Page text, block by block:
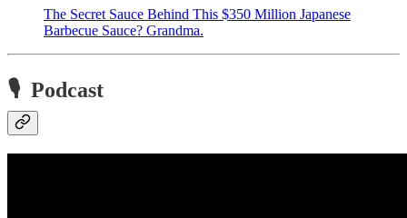
The Secret Sauce Behind This $350 Million Japanese
Barbecue Sauce? Grandma.
🎙 Podcast